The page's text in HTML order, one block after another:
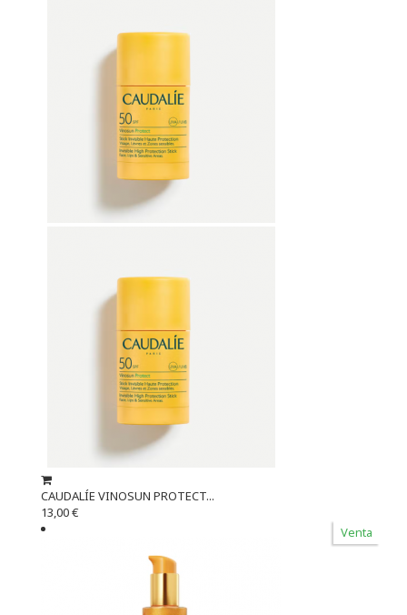
CAUDALÍE VINOSUN PROTECT...
13,00 €
Venta